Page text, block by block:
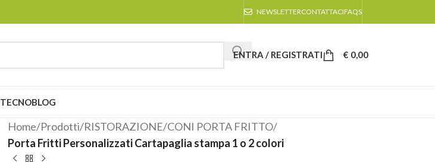
NEWSLETTERCONTATTACIFAQS
ENTRA / REGISTRATI € 0,00
TECNOBLOG
Home/Prodotti/RISTORAZIONE/CONI PORTA FRITTO/
Porta Fritti Personalizzati Cartapaglia stampa 1 o 2 colori